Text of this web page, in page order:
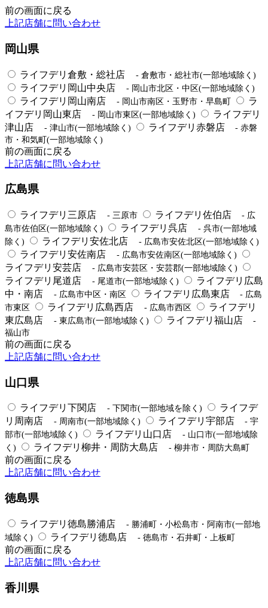
前の画面に戻る
上記店舗に問い合わせ
岡山県
ライフデリ倉敷・総社店 - 倉敷市・総社市(一部地域除く)
ライフデリ岡山中央店 - 岡山市北区・中区(一部地域除く)
ライフデリ岡山南店 - 岡山市南区・玉野市・早島町
ラ
イフデリ岡山東店
- 岡山市東区(一部地域除く)
ライフデリ
津山店
- 津山市(一部地域除く) ライフデリ赤磐店
- 赤磐
市・和気町(一部地域除く)
前の画面に戻る
上記店舗に問い合わせ
広島県
ライフデリ三原店 - 三原市 ライフデリ佐伯店
- 広
島市佐伯区(一部地域除く)
ライフデリ呉店
- 呉市(一部地域
除く)
ライフデリ安佐北店 - 広島市安佐北区(一部地域除く)
ライフデリ安佐南店 - 広島市安佐南区(一部地域除く)
ライフデリ安芸店 - 広島市安芸区・安芸郡(一部地域除く)
ライフデリ尾道店 - 尾道市(一部地域除く)
ライフデリ広島
中・南店
- 広島市中区・南区 ライフデリ広島東店
- 広島
市東区
ライフデリ広島西店 - 広島市西区
ライフデリ
東広島店
- 東広島市(一部地域除く) ライフデリ福山店
-
福山市
前の画面に戻る
上記店舗に問い合わせ
山口県
ライフデリ下関店 - 下関市(一部地域を除く)
ライフデ
リ周南店
- 周南市(一部地域除く) ライフデリ宇部店
- 宇
部市(一部地域除く)
ライフデリ山口店
- 山口市(一部地域除
く)
ライフデリ柳井・周防大島店 - 柳井市・周防大島町
前の画面に戻る
上記店舗に問い合わせ
徳島県
ライフデリ徳島勝浦店
- 勝浦町・小松島市・阿南市(一部地
域除く)
ライフデリ徳島店 - 徳島市・石井町・上板町
前の画面に戻る
上記店舗に問い合わせ
香川県